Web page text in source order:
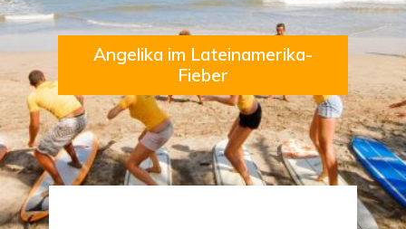
Angelika im Lateinamerika-
Fieber